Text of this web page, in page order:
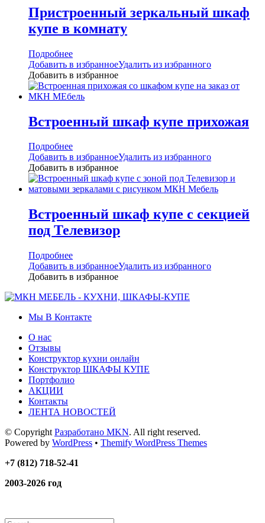
Пристроенный зеркальный шкаф
купе в комнату
Подробнее
Добавить в избранноеУдалить из избранного
Добавить в избранное
Встроенный шкаф купе прихожая
Подробнее
Добавить в избранноеУдалить из избранного
Добавить в избранное
Встроенный шкаф купе с секцией
под Телевизор
Подробнее
Добавить в избранноеУдалить из избранного
Добавить в избранное
Мы В Контакте
О нас
Отзывы
Конструктор кухни онлайн
Конструктор ШКАФЫ КУПЕ
Портфолио
АКЦИИ
Контакты
ЛЕНТА НОВОСТЕЙ
© Copyright Разработано MKN. All right reserved.
Powered by WordPress • Themify WordPress Themes
+7 (812) 718-52-41
2003-2026 год